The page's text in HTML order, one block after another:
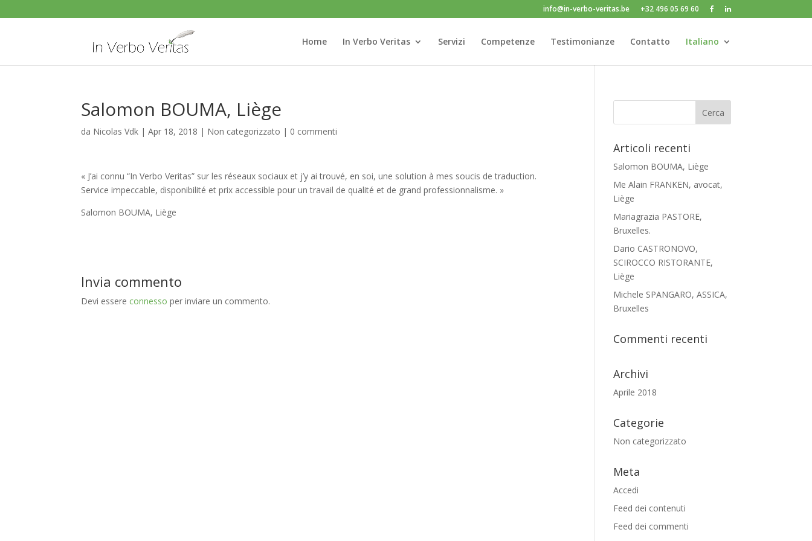
info@in-verbo-veritas.be +32 496 05 69 60
Home In Verbo Veritas Servizi Competenze Testimonianze Contatto Italiano
Salomon BOUMA, Liège
da Nicolas Vdk |Apr 18, 2018 | Non categorizzato | 0 commenti
« J’ai connu “In Verbo Veritas” sur les réseaux sociaux et j’y ai trouvé, en soi, une solution à mes soucis de traduction.
Service impeccable, disponibilité et prix accessible pour un travail de qualité et de grand professionnalisme. »
Salomon BOUMA, Liège
Invia commento
Devi essere connesso per inviare un commento.
Articoli recenti
Salomon BOUMA, Liège
Me Alain FRANKEN, avocat,
Liège
Mariagrazia PASTORE,
Bruxelles.
Dario CASTRONOVO,
SCIROCCO RISTORANTE,
Liège
Michele SPANGARO, ASSICA,
Bruxelles
Commenti recenti
Archivi
Aprile 2018
Categorie
Non categorizzato
Meta
Accedi
Feed dei contenuti
Feed dei commenti